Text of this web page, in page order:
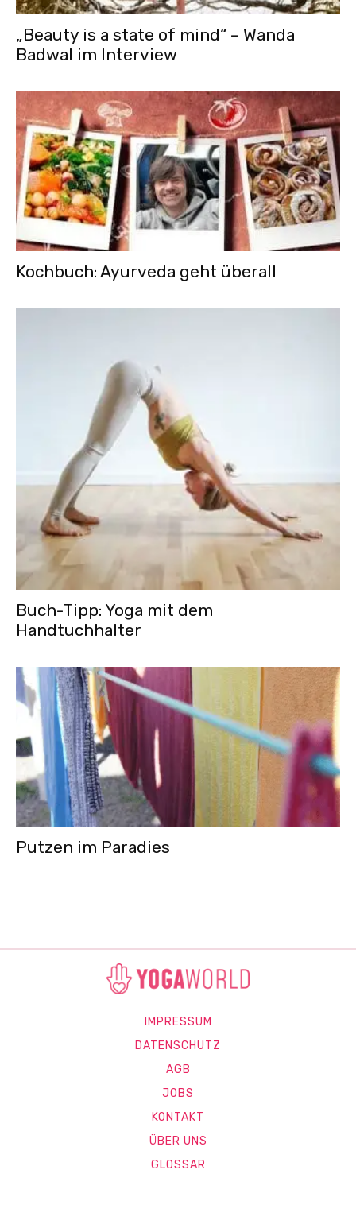
„Beauty is a state of mind“ – Wanda
Badwal im Interview
Kochbuch: Ayurveda geht überall
Buch-Tipp: Yoga mit dem
Handtuchhalter
Putzen im Paradies
IMPRESSUM
DATENSCHUTZ
AGB
JOBS
KONTAKT
ÜBER UNS
GLOSSAR